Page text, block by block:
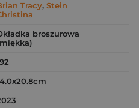
Tracy, Stein
broszurowa